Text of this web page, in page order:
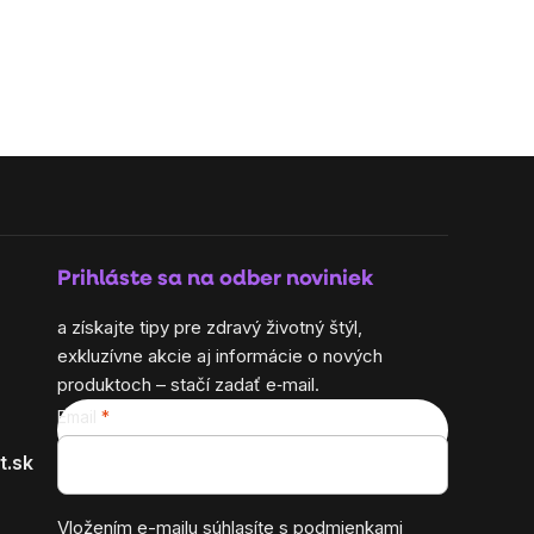
Prihláste sa na odber noviniek
a získajte tipy pre zdravý životný štýl,
exkluzívne akcie aj informácie o nových
produktoch – stačí zadať e‑mail.
Email
Vložením e-mailu súhlasíte s podmienkami